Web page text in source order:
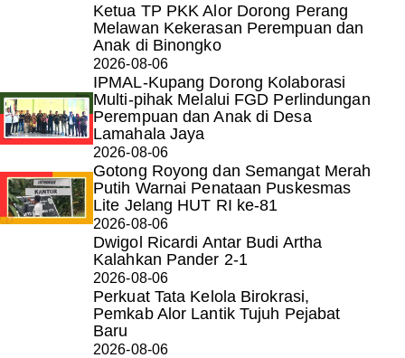
Ketua TP PKK Alor Dorong Perang
Melawan Kekerasan Perempuan dan
Anak di Binongko
2026-08-06
IPMAL-Kupang Dorong Kolaborasi
Multi-pihak Melalui FGD Perlindungan
Perempuan dan Anak di Desa
Lamahala Jaya
2026-08-06
Gotong Royong dan Semangat Merah
Putih Warnai Penataan Puskesmas
Lite Jelang HUT RI ke-81
2026-08-06
Dwigol Ricardi Antar Budi Artha
Kalahkan Pander 2-1
2026-08-06
Perkuat Tata Kelola Birokrasi,
Pemkab Alor Lantik Tujuh Pejabat
Baru
2026-08-06